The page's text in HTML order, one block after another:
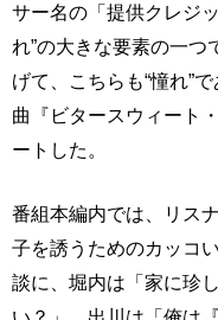
サー名の「提供クレジ
れ”の大きな要素の一つ
げて、こちらも“憧れ”
曲『ビタースウィート
ートした。
番組本編内では、リス
子を誘うためのカッコ
談に、堀内は「家に珍